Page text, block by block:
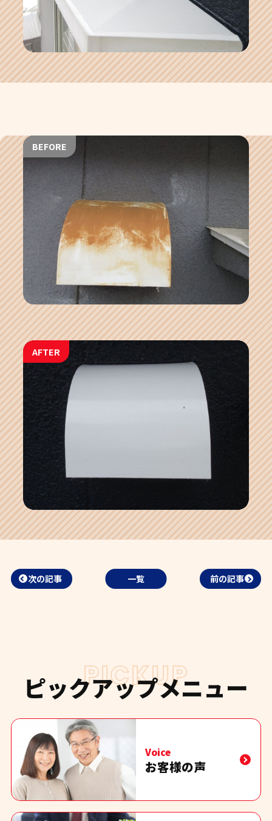
BEFORE
AFTER
次の記事 一覧 前の記事
PICKUP
ピックアップメニュー
Voice
お客様の声